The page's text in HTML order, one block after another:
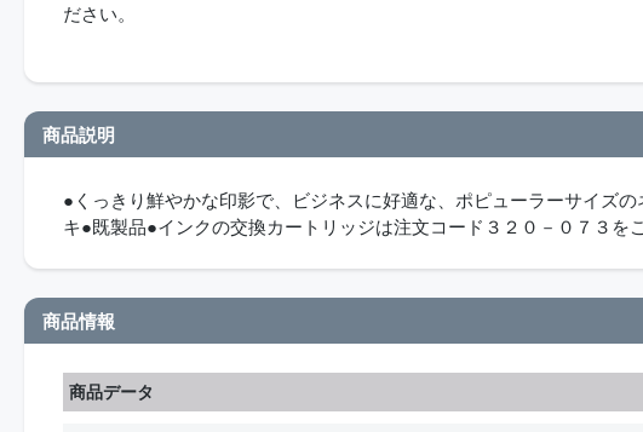
ださい。
商品説明
●くっきり鮮やかな印影で、ビジネスに好適な、ポピューラーサイズ
キ●既製品●インクの交換カートリッジは注文コード３２０－０７３を
商品情報
商品データ